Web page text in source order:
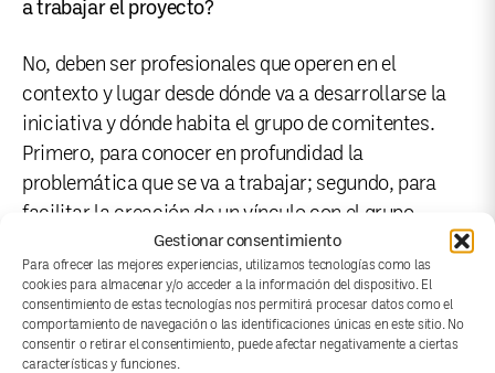
Gestionar consentimiento
Para ofrecer las mejores experiencias, utilizamos tecnologías como las
cookies para almacenar y/o acceder a la información del dispositivo. El
consentimiento de estas tecnologías nos permitirá procesar datos como el
comportamiento de navegación o las identificaciones únicas en este sitio. No
consentir o retirar el consentimiento, puede afectar negativamente a ciertas
características y funciones.
a trabajar el proyecto?
No, deben ser profesionales que operen en el
contexto y lugar desde dónde va a desarrollarse la
iniciativa y dónde habita el grupo de comitentes.
Primero, para conocer en profundidad la
problemática que se va a trabajar; segundo, para
facilitar la creación de un vínculo con el grupo
ciudadano; tercero, para poder desarrollar redes con
colaboradores locales, que quizás ya estén hechas o
generadas si el mediador opera en ese territorio.
El mediador, ¿tiene que ser autonómo?